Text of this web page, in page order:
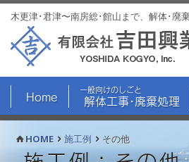
木更津･君津〜南房総･館山まで、解体･廃
Home
一般向けのしごと
解体工事･廃棄処理
HOME 施工例 その他